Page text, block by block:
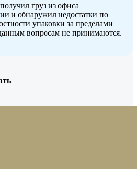
груз из офиса
и обнаружил недостатки по
упаковки за пределами
вопросам не принимаются.